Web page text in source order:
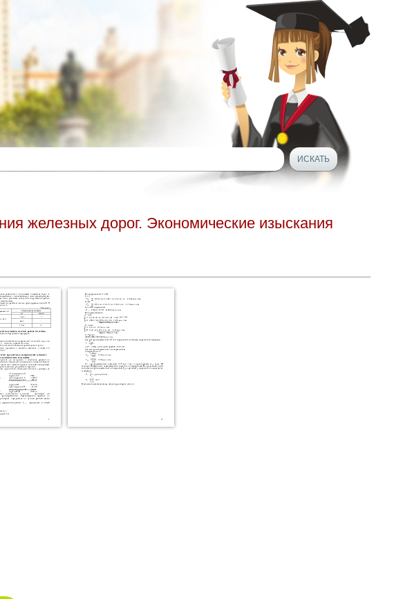
железных дорог. Экономические изыскания